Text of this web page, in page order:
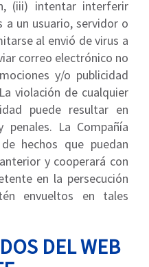
(iii) intentar interferir
a un usuario, servidor o
al envió de virus a
correo electrónico no
y/o publicidad
violación de cualquier
puede resultar en
penales. La Compañía
hechos que puedan
y cooperará con
en la persecución
envueltos en tales
DEL WEB